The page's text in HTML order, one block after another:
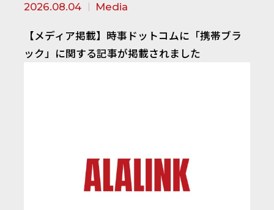
2026.08.04 Media
【メディア掲載】時事ドットコムに「携帯ブラ
ック」に関する記事が掲載されました